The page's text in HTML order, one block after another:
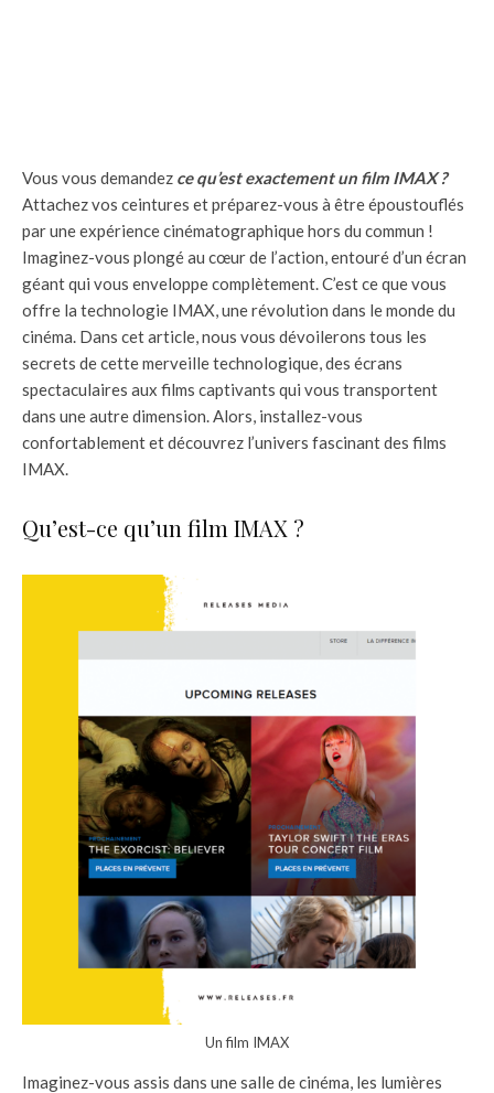
Vous vous demandez ce qu’est exactement un film IMAX ?
Attachez vos ceintures et préparez-vous à être époustouflés
par une expérience cinématographique hors du commun !
Imaginez-vous plongé au cœur de l’action, entouré d’un écran
géant qui vous enveloppe complètement. C’est ce que vous
offre la technologie IMAX, une révolution dans le monde du
cinéma. Dans cet article, nous vous dévoilerons tous les
secrets de cette merveille technologique, des écrans
spectaculaires aux films captivants qui vous transportent
dans une autre dimension. Alors, installez-vous
confortablement et découvrez l’univers fascinant des films
IMAX.
Qu’est-ce qu’un film IMAX ?
Un film IMAX
Imaginez-vous assis dans une salle de cinéma, les lumières